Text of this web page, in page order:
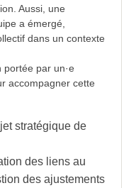
Aussi, une
a émergé,
dans un contexte
par un·e
accompagner cette
stratégique de
des liens au
des ajustements